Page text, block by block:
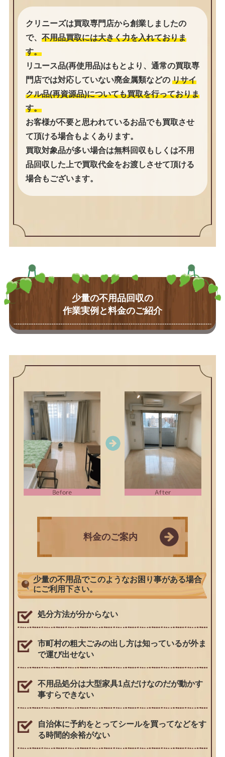
クリニーズは買取専門店から創業しましたの
で、 不用品買取には大きく力を入れておりま
す。
リユース品(再使用品)はもとより、通常の買取専
門店では対応していない廃金属類などの リサイ
クル品(再資源品)についても買取を行っておりま
す。
お客様が不要と思われているお品でも買取させ
て頂ける場合もよくあります。
買取対象品が多い場合は無料回収もしくは不用
品回収した上で買取代金をお渡しさせて頂ける
場合もございます。
少量の不用品回収の
作業実例と料金のご紹介
料金のご案内
少量の不用品でこのようなお困り事がある場合
にご利用下さい。
処分方法が分からない
市町村の粗大ごみの出し方は知っているが外ま
で運び出せない
不用品処分は大型家具1点だけなのだが動かす
事すらできない
自治体に予約をとってシールを買ってなどをす
る時間的余裕がない